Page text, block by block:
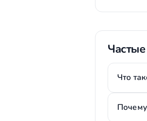
Что